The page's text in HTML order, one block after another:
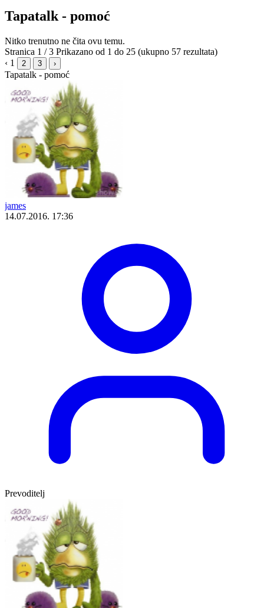
Tapatalk - pomoć
Nitko trenutno ne čita ovu temu.
Stranica 1 / 3 Prikazano od 1 do 25 (ukupno 57 rezultata)
‹ 1 2 3 ›
Tapatalk - pomoć
james
14.07.2016. 17:36
Prevoditelj